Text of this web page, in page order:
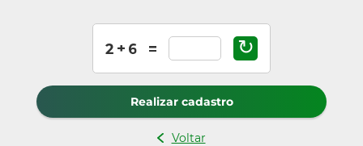
↻
Realizar cadastro
Voltar